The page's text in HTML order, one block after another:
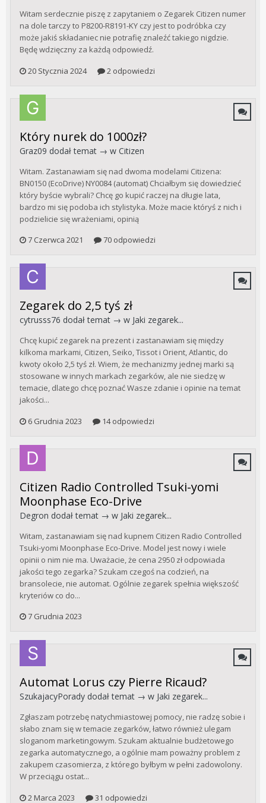
Witam serdecznie piszę z zapytaniem o Zegarek Citizen numer
na dole tarczy to P8200-R8191-KY czy jest to podróbka czy
może jakiś składaniec nie potrafię znaleźć takiego nigdzie.
Będę wdzięczny za każdą odpowiedź.
20 Stycznia 2024
2 odpowiedzi
Który nurek do 1000zł?
Graz09 dodał temat → w Citizen
Witam. Zastanawiam się nad dwoma modelami Citizena:
BN0150 (EcoDrive) NY0084 (automat) Chciałbym się dowiedzieć
który byście wybrali? Chcę go kupić raczej na długie lata,
bardzo mi się podoba ich stylistyka. Może macie któryś z nich i
podzielicie się wrażeniami, opinią
7 Czerwca 2021
70 odpowiedzi
Zegarek do 2,5 tyś zł
cytrusss76 dodał temat → w Jaki zegarek...
Chcę kupić zegarek na prezent i zastanawiam się między
kilkoma markami, Citizen, Seiko, Tissot i Orient, Atlantic, do
kwoty około 2,5 tyś zł. Wiem, że mechanizmy jednej marki są
stosowane w innych markach zegarków, ale nie siedzę w
temacie, dlatego chcę poznać Wasze zdanie i opinie na temat
jakości...
6 Grudnia 2023
14 odpowiedzi
Citizen Radio Controlled Tsuki-yomi
Moonphase Eco-Drive
Degron dodał temat → w Jaki zegarek...
Witam, zastanawiam się nad kupnem Citizen Radio Controlled
Tsuki-yomi Moonphase Eco-Drive. Model jest nowy i wiele
opinii o nim nie ma. Uważacie, że cena 2950 zł odpowiada
jakości tego zegarka? Szukam czegoś na codzień, na
bransolecie, nie automat. Ogólnie zegarek spełnia większość
kryteriów co do...
7 Grudnia 2023
Automat Lorus czy Pierre Ricaud?
SzukajacyPorady dodał temat → w Jaki zegarek...
Zgłaszam potrzebę natychmiastowej pomocy, nie radzę sobie i
słabo znam się w temacie zegarków, łatwo również ulegam
sloganom marketingowym. Szukam aktualnie budżetowego
zegarka automatycznego, a ogólnie mam poważny problem z
zakupem czasomierza, z którego byłbym w pełni zadowolony.
W przeciągu ostat...
2 Marca 2023
31 odpowiedzi